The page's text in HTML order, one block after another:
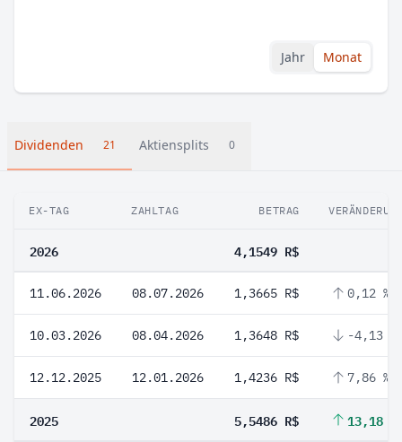
Jahr Monat
Dividenden 21 Aktiensplits 0
EX-TAG ZAHLTAG BETRAG
2026 4,1549 R$
11.06.2026 08.07.2026 1,3665 R$ 0,12 %
10.03.2026 08.04.2026 1,3648 R$ -4,13 %
12.12.2025 12.01.2026 1,4236 R$ 7,86 %
2025 5,5486 R$ 13,18 %